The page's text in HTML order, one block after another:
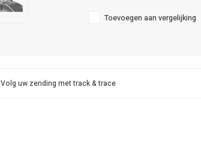
Toevoegen aan vergelijking
Volg uw zending met track & trace